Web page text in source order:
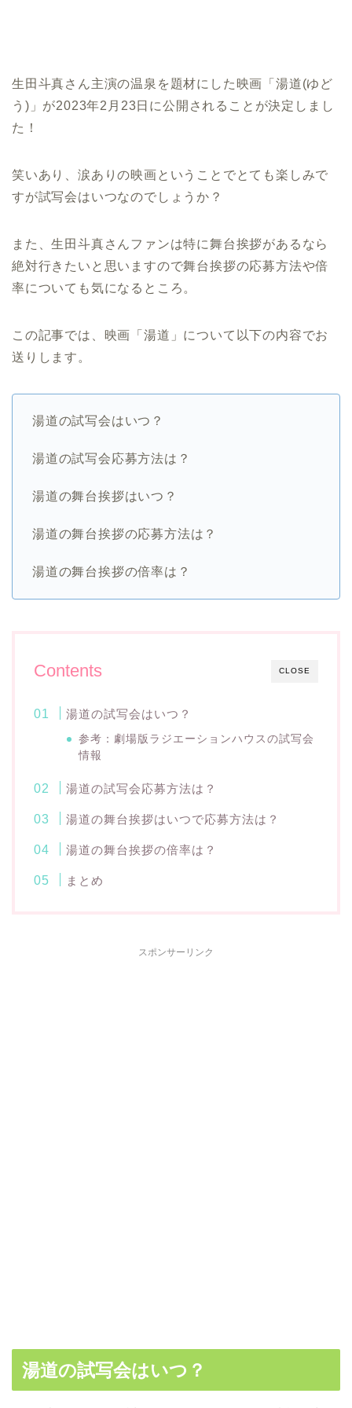
生田斗真さん主演の温泉を題材にした映画「湯道(ゆど
う)」が2023年2月23日に公開されることが決定しまし
た！
笑いあり、涙ありの映画ということでとても楽しみで
すが試写会はいつなのでしょうか？
また、生田斗真さんファンは特に舞台挨拶があるなら
絶対行きたいと思いますので舞台挨拶の応募方法や倍
率についても気になるところ。
この記事では、映画「湯道」について以下の内容でお
送りします。
湯道の試写会はいつ？
湯道の試写会応募方法は？
湯道の舞台挨拶はいつ？
湯道の舞台挨拶の応募方法は？
湯道の舞台挨拶の倍率は？
CLOSE
Contents
湯道の試写会はいつ？
参考：劇場版ラジエーションハウスの試写会
情報
湯道の試写会応募方法は？
湯道の舞台挨拶はいつで応募方法は？
湯道の舞台挨拶の倍率は？
まとめ
スポンサーリンク
湯道の試写会はいつ？